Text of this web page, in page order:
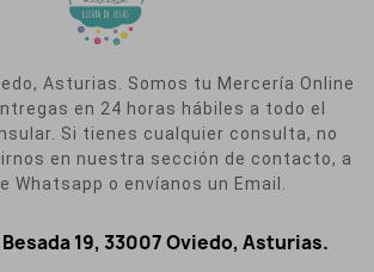
Asturias. Somos tu Mercería Online
en 24 horas hábiles a todo el
Si tienes cualquier consulta, no
en nuestra sección de contacto, a
Whatsapp o envíanos un Email.
19, 33007 Oviedo, Asturias.